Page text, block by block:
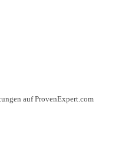
auf ProvenExpert.com